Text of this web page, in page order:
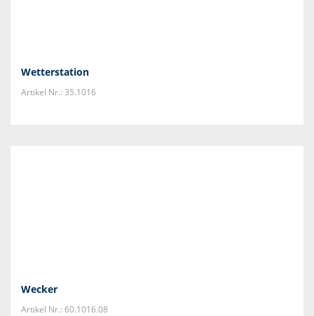
Wetterstation
Artikel Nr.: 35.1016
Wecker
Artikel Nr.: 60.1016.08